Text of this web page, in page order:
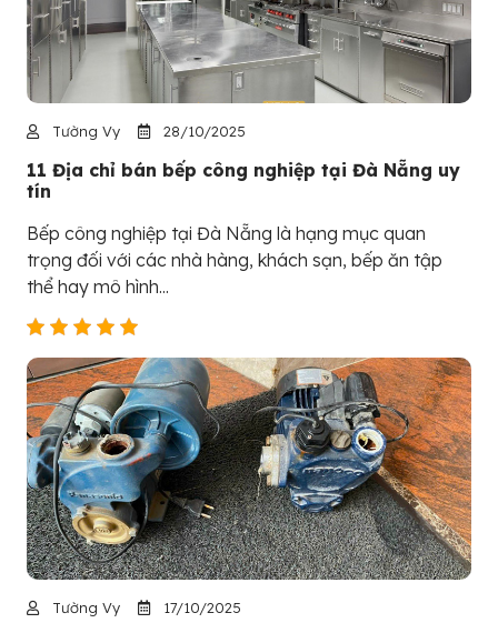
Tường Vy 28/10/2025
11 Địa chỉ bán bếp công nghiệp tại Đà Nẵng uy
tín
Bếp công nghiệp tại Đà Nẵng là hạng mục quan
trọng đối với các nhà hàng, khách sạn, bếp ăn tập
thể hay mô hình...
Tường Vy 17/10/2025